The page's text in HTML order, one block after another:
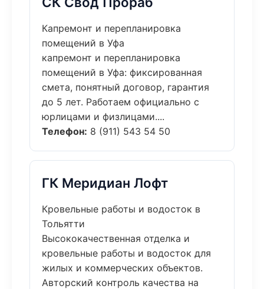
Капремонт и перепланировка
помещений в Уфа
капремонт и перепланировка
помещений в Уфа: фиксированная
смета, понятный договор, гарантия
до 5 лет. Работаем официально с
юрлицами и физлицами....
Телефон: 8 (911) 543 54 50
ГК Меридиан Лофт
Кровельные работы и водосток в
Тольятти
Высококачественная отделка и
кровельные работы и водосток для
жилых и коммерческих объектов.
Авторский контроль качества на